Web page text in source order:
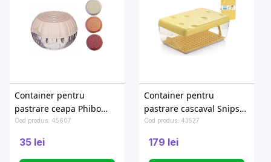
Container pentru
pastrare ceapa Phibo
D10cm, rosu/bej
Cod produs: 45607
35 lei
Container pentru
pastrare cascaval Snips
26X17X10.5cm, 3l
Cod produs: 43527
179 lei